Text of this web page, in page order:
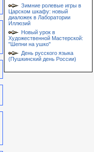
Зимние ролевые игры в
Царском шкафу: новый
диаложек в Лаборатории
Иллюзий
Новый урок в
Художественной Мастерской:
"Шепни на ушко"
День русского языка
(Пушкинский день России)